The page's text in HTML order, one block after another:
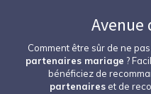
Avenue
Comment être sûr de ne
partenaires mariage ?
bénéficiez de
partenaireset de